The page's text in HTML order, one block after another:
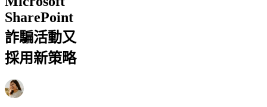
SharePoint
詐騙活動又
採用新策略